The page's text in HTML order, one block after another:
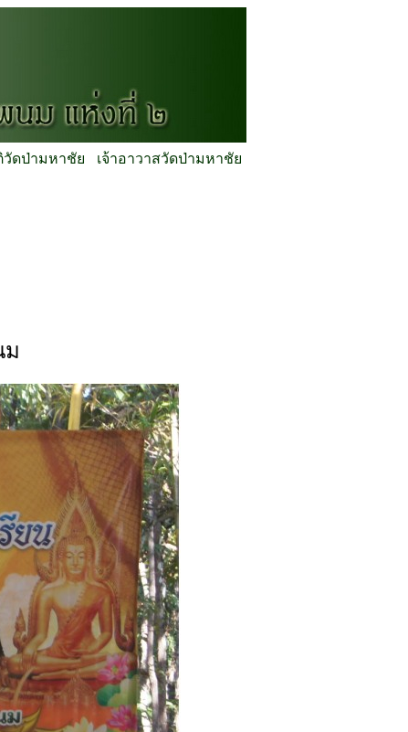
วัดป่ามหาชัย เจ้าอาวาสวัดป่ามหาชัย
ม